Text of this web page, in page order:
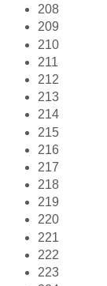
208
209
210
211
212
213
214
215
216
217
218
219
220
221
222
223